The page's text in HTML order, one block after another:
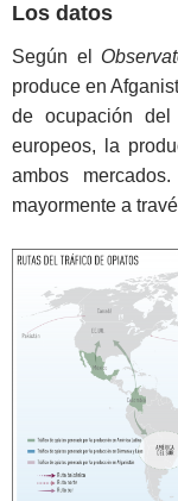
Los datos
Según el
produce en
de ocupación
europeos, la
ambos
mayormente a